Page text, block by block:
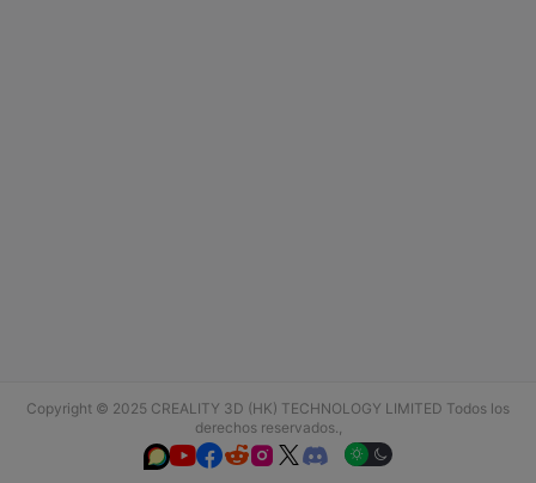
Copyright © 2025 CREALITY 3D (HK) TECHNOLOGY LIMITED Todos los
derechos reservados.,
  